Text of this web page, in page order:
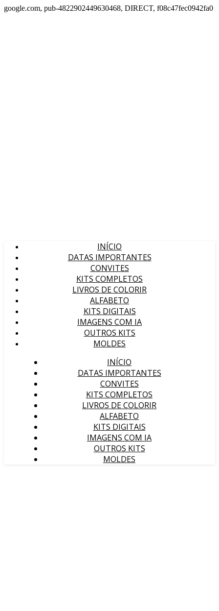
google.com, pub-4822902449630468, DIRECT, f08c47fec0942fa0
INÍCIO
DATAS IMPORTANTES
CONVITES
KITS COMPLETOS
LIVROS DE COLORIR
ALFABETO
KITS DIGITAIS
IMAGENS COM IA
OUTROS KITS
MOLDES
INÍCIO
DATAS IMPORTANTES
CONVITES
KITS COMPLETOS
LIVROS DE COLORIR
ALFABETO
KITS DIGITAIS
IMAGENS COM IA
OUTROS KITS
MOLDES